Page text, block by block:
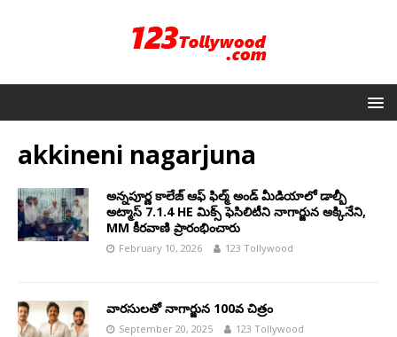
akkineni nagarjuna
అన్నపూర్ణ కాలేజ్ ఆఫ్ ఫిల్మ్ అండ్ మీడియాలో డాల్బీ
అట్మాస్ 7.1.4 HE మిక్స్ ఫెసిలిటీని నాగార్జున అక్కినేని,
MM కీరవాణి ప్రారంభించారు
February 10, 2026 123 Tollywood
వారసులతో నాగార్జున 100వ చిత్రం
September 20, 2025 123 Tollywood